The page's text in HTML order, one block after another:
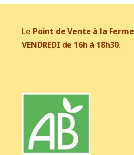
Le Point de Vente à la Ferme
VENDREDI de 16h à 18h30.